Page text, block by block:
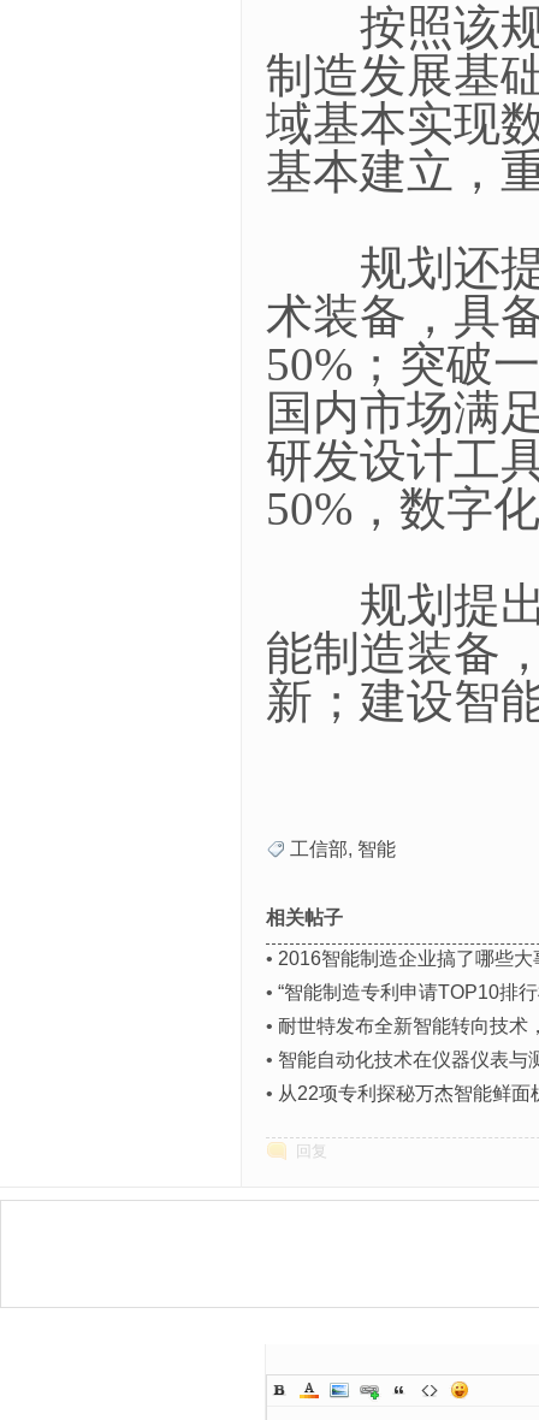
按照该规
制造发展基
域基本实现
基本建立，
规划还提
术装备，具
50%；突破
国内市场满
研发设计工
50%，数字
规划提出
能制造装备
新；建设智
工信部, 智能
相关帖子
• 2016智能制造企业搞了哪些大
• “智能制造专利申请TOP10排
• 耐世特发布全新智能转向技术
• 智能自动化技术在仪器仪表与
• 从22项专利探秘万杰智能鲜面
回复